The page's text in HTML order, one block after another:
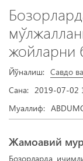
жойларни
Йўналиш: Савдо
Сана: 2019-07-02
Муаллиф:
Жамоавий
Бозорларда